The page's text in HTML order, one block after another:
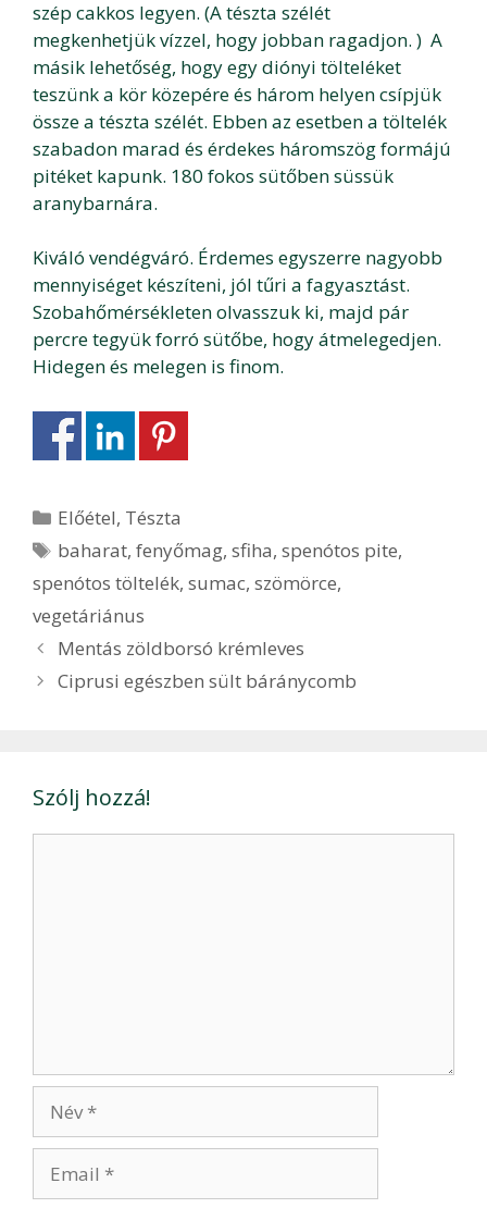
szép cakkos legyen. (A tészta szélét
megkenhetjük vízzel, hogy jobban ragadjon. ) A
másik lehetőség, hogy egy diónyi tölteléket
teszünk a kör közepére és három helyen csípjük
össze a tészta szélét. Ebben az esetben a töltelék
szabadon marad és érdekes háromszög formájú
pitéket kapunk. 180 fokos sütőben süssük
aranybarnára.
Kiváló vendégváró. Érdemes egyszerre nagyobb
mennyiséget készíteni, jól tűri a fagyasztást.
Szobahőmérsékleten olvasszuk ki, majd pár
percre tegyük forró sütőbe, hogy átmelegedjen.
Hidegen és melegen is finom.
Kategória
Előétel, Tészta
Címkék
baharat,fenyőmag,sfiha,spenótos pite,
spenótos töltelék, sumac, szömörce,
vegetáriánus
Bejegyzés
navigáció
Mentás zöldborsó krémleves
Ciprusi egészben sült báránycomb
Szólj hozzá!